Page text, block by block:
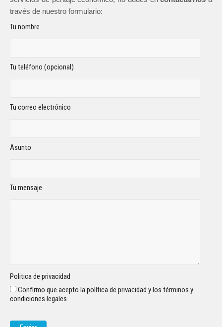
través de nuestro formulario:
Tu nombre
Tu teléfono (opcional)
Tu correo electrónico
Asunto
Tu mensaje
Politica de privacidad
Confirmo que acepto la política de privacidad y los términos y
condiciones legales